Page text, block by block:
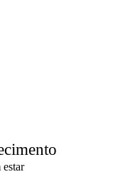
estar